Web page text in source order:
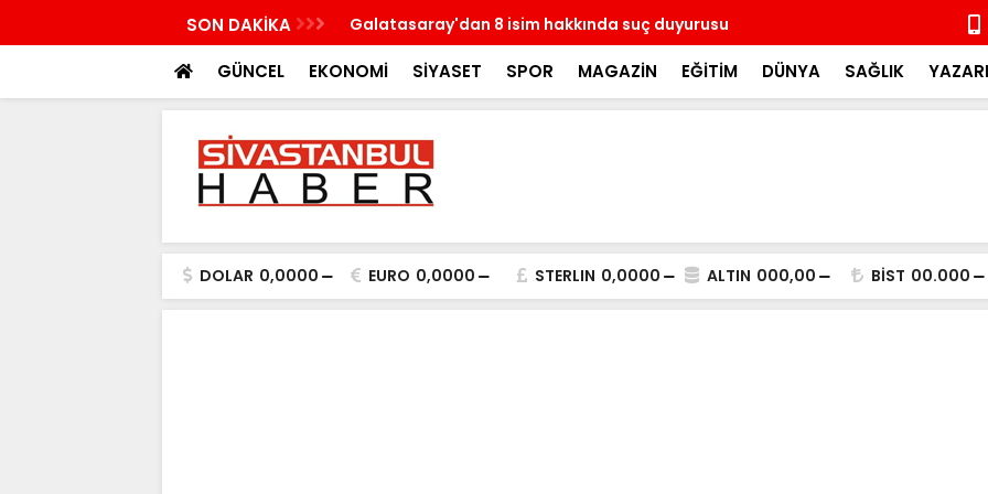
SON DAKİKA
çalışma ziyareti gerçekleştirecek Galatasaray'dan 8 isim hakkında suç duyurusu
14 ay
coşkulu
GÜNCEL EKONOMİ SİYASET SPOR MAGAZİN EĞİTİM DÜNYA SAĞLIK
DOLAR 0,0000 EURO 0,0000 STERLIN 0,0000 ALTIN 000,00 BİST 00.000